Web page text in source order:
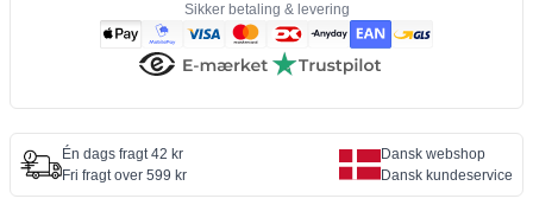
Sikker betaling & levering
Én dags fragt 42 kr
Fri fragt over 599 kr
Dansk webshop
Dansk kundeservice